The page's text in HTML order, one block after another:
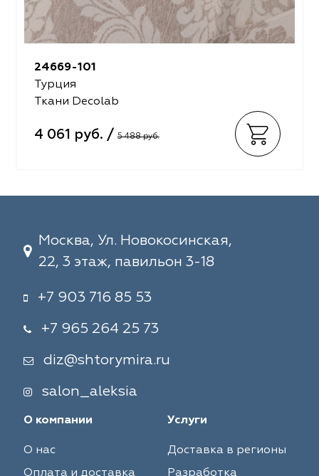
24669-101
Турция
Ткани Decolab
4 061 руб. / 5 488 руб.
Москва, Ул. Новокосинская,
22, 3 этаж, павильон 3-18
+7 903 716 85 53
+7 965 264 25 73
diz@shtorymira.ru
salon_aleksia
О компании
О нас
Оплата и доставка
Услуги
Доставка в регионы
Разработка